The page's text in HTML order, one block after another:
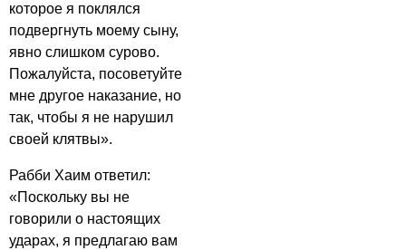
которое я поклялся
подвергнуть моему сыну,
явно слишком сурово.
Пожалуйста, посоветуйте
мне другое наказание, но
так, чтобы я не нарушил
своей клятвы».
Рабби Хаим ответил:
«Поскольку вы не
говорили о настоящих
ударах, я предлагаю вам